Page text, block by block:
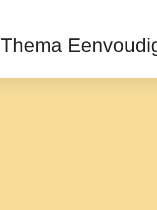
Thema